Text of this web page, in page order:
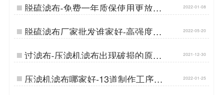
脱硫滤布-免费一年质保使用更放心
{丹娜鸶过滤}…
2022-01-08
脱硫滤布厂家批发谁家好-高强度耐
磨损{丹娜鸶过滤}…
2022-05-20
过滤布-压滤机滤布出现破损的原因
有哪些{丹娜鸶过滤}…
2021-12-30
​压滤机滤布哪家好-13道制作工序品
质更好{丹娜鸶过滤}…
2022-01-25